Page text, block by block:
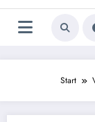
Start